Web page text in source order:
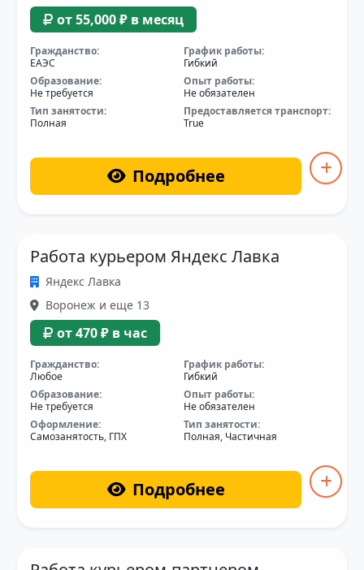
от 55,000 ₽ в месяц
Гражданство:
ЕАЭС
График работы:
Гибкий
Образование:
Не требуется
Опыт работы:
Не обязателен
Тип занятости:
Полная
Предоставляется транспорт:
True
Подробнее
Работа курьером Яндекс Лавка
Яндекс Лавка
Воронеж и еще 13
от 470 ₽ в час
Гражданство:
Любое
График работы:
Гибкий
Образование:
Не требуется
Опыт работы:
Не обязателен
Оформление:
Самозанятость, ГПХ
Тип занятости:
Полная, Частичная
Подробнее